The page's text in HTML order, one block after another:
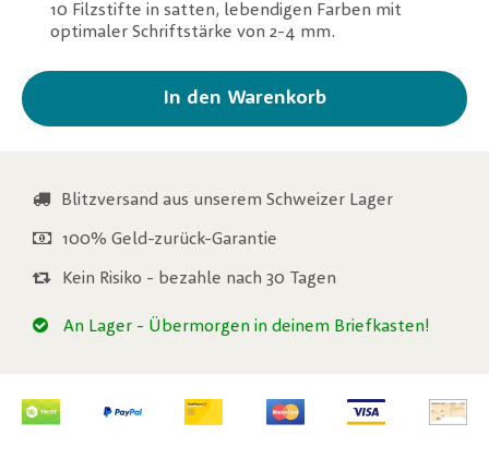
10 Filzstifte in satten, lebendigen Farben mit
optimaler Schriftstärke von 2-4 mm.
In den Warenkorb
Blitzversand aus unserem Schweizer Lager
100% Geld-zurück-Garantie
Kein Risiko - bezahle nach 30 Tagen
An Lager - Übermorgen in deinem Briefkasten!